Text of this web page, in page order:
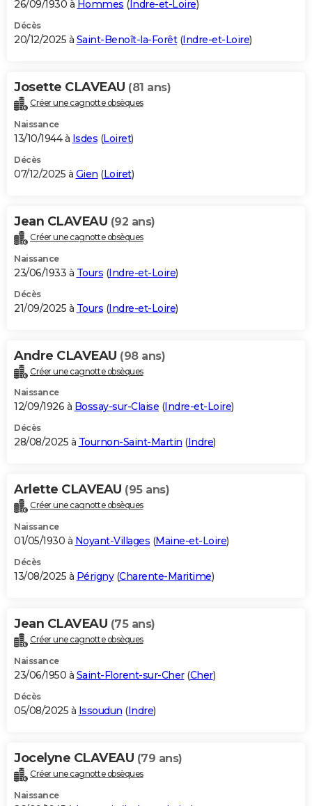
26/09/1930 à Hommes (Indre-et-Loire)
Décès
20/12/2025 à Saint-Benoît-la-Forêt(Indre-et-Loire)
Josette CLAVEAU (81 ans)
Créer une cagnotte obsèques
Naissance
13/10/1944 à Isdes (Loiret)
Décès
07/12/2025 à Gien (Loiret)
Jean CLAVEAU (92 ans)
Créer une cagnotte obsèques
Naissance
23/06/1933 à Tours (Indre-et-Loire)
Décès
21/09/2025 à Tours (Indre-et-Loire)
Andre CLAVEAU (98 ans)
Créer une cagnotte obsèques
Naissance
12/09/1926 à Bossay-sur-Claise (Indre-et-Loire)
Décès
28/08/2025 à Tournon-Saint-Martin (Indre)
Arlette CLAVEAU (95 ans)
Créer une cagnotte obsèques
Naissance
01/05/1930 à Noyant-Villages (Maine-et-Loire)
Décès
13/08/2025 à Périgny(Charente-Maritime)
Jean CLAVEAU (75 ans)
Créer une cagnotte obsèques
Naissance
23/06/1950 à Saint-Florent-sur-Cher(Cher)
Décès
05/08/2025 à Issoudun (Indre)
Jocelyne CLAVEAU (79 ans)
Créer une cagnotte obsèques
Naissance